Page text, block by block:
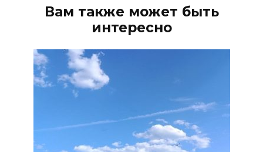
Вам также может быть
интересно